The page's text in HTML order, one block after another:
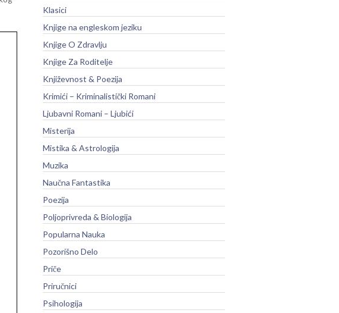
Klasici
Knjige na engleskom jeziku
Knjige O Zdravlju
Knjige Za Roditelje
Književnost & Poezija
Krimići – Kriminalistički Romani
Ljubavni Romani – Ljubići
Misterija
Mistika & Astrologija
Muzika
Naučna Fantastika
Poezija
Poljoprivreda & Biologija
Popularna Nauka
Pozorišno Delo
Priče
Priručnici
Psihologija